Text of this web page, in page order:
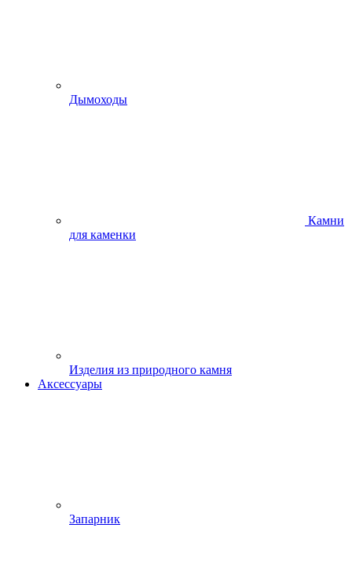
Дымоходы
Камни
для каменки
Изделия из природного камня
Аксессуары
Запарник